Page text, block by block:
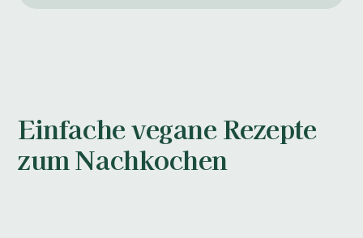
Einfache vegane Rezepte
zum Nachkochen